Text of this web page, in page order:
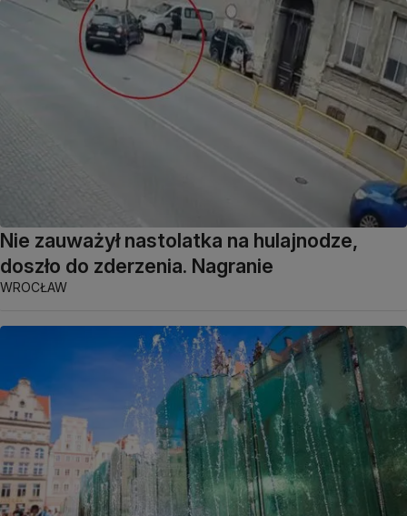
Nie zauważył nastolatka na hulajnodze,
doszło do zderzenia. Nagranie
WROCŁAW